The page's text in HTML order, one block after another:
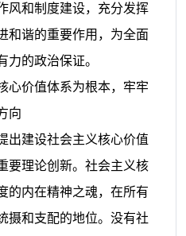
风和制度建设，充分发挥
和谐的重要作用，为全面
力的政治保证。
心价值体系为根本，牢牢
向
出建设社会主义核心价值
要理论创新。社会主义核
的内在精神之魂，在所有
摄和支配的地位。没有社